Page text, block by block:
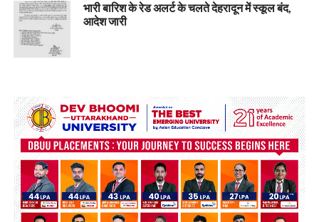
भारी बारिश के रेड अलर्ट के चलते देहरादून में स्कूल बंद,
आदेश जारी